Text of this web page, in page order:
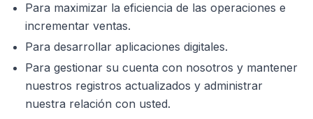
Para maximizar la eficiencia de las operaciones e
incrementar ventas.
Para desarrollar aplicaciones digitales.
Para gestionar su cuenta con nosotros y mantener
nuestros registros actualizados y administrar
nuestra relación con usted.